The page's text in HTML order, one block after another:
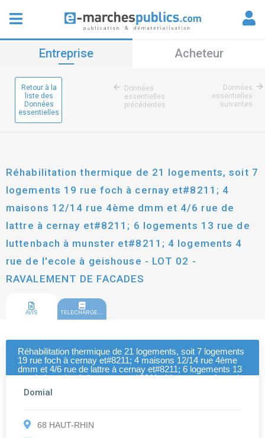
Entreprise Acheteur
Retour à la
liste des
Données
essentielles
Données
essentielles
précédentes
Données
essentielles
suivantes
Réhabilitation thermique de 21 logements, soit 7
logements 19 rue foch à cernay et#8211; 4
maisons 12/14 rue 4ème dmm et 4/6 rue de
lattre à cernay et#8211; 6 logements 13 rue de
luttenbach à munster et#8211; 4 logements 4
rue de l'ecole à geishouse - LOT 02 -
RAVALEMENT DE FACADES
AVIS TELECHARGEMENT
Réhabilitation thermique de 21 logements, soit 7 logements
19 rue foch à cernay et#8211; 4 maisons 12/14 rue 4ème
dmm et 4/6 rue de lattre à cernay et#8211; 6 logements 13
rue de luttenbach à munster et#8211; 4 logements 4 rue de
l'ecole à geishouse - LOT 02 - RAVALEMENT DE
FACADES
Domial
68 HAUT-RHIN